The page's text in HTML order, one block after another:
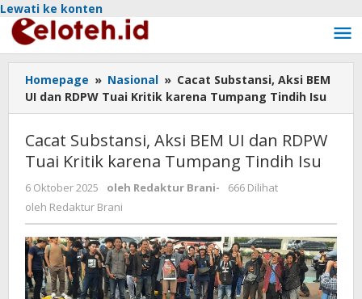
Lewati ke konten
Homepage » Nasional » Cacat Substansi, Aksi BEM
UI dan RDPW Tuai Kritik karena Tumpang Tindih Isu
Cacat Substansi, Aksi BEM UI dan RDPW
Tuai Kritik karena Tumpang Tindih Isu
6 Oktober 2025 oleh Redaktur Brani-
666 Dilihat
oleh Redaktur Brani